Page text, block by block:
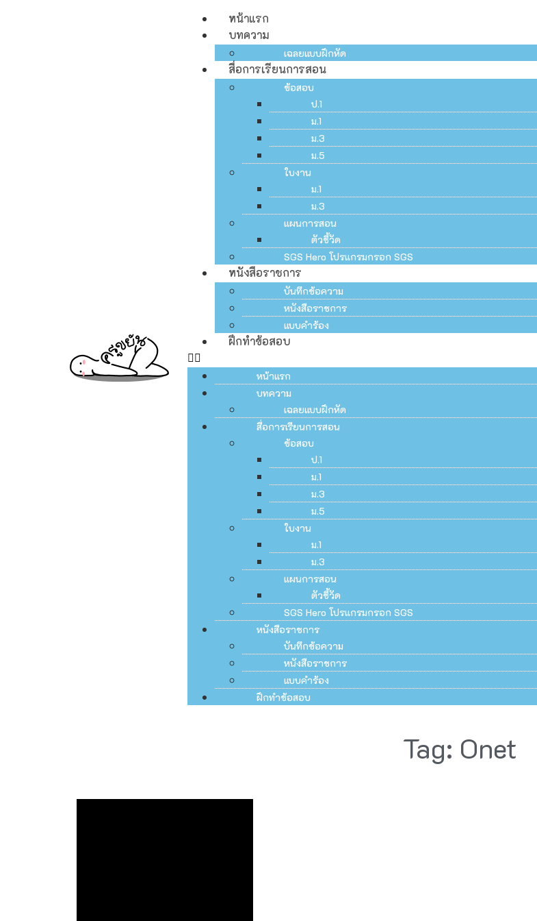
หน้าแรก
บทความ
เฉลยแบบฝึกหัด
สื่อการเรียนการสอน
ข้อสอบ
ป.1
ม.1
ม.3
ม.5
ใบงาน
ม.1
ม.3
แผนการสอน
ตัวชี้วัด
SGS Hero โปรแกรมกรอก SGS
หนังสือราชการ
บันทึกข้อความ
หนังสือราชการ
แบบคำร้อง
ฝึกทำข้อสอบ
หน้าแรก
บทความ
เฉลยแบบฝึกหัด
สื่อการเรียนการสอน
ข้อสอบ
ป.1
ม.1
ม.3
ม.5
ใบงาน
ม.1
ม.3
แผนการสอน
ตัวชี้วัด
SGS Hero โปรแกรมกรอก SGS
หนังสือราชการ
บันทึกข้อความ
หนังสือราชการ
แบบคำร้อง
ฝึกทำข้อสอบ
Tag: Onet